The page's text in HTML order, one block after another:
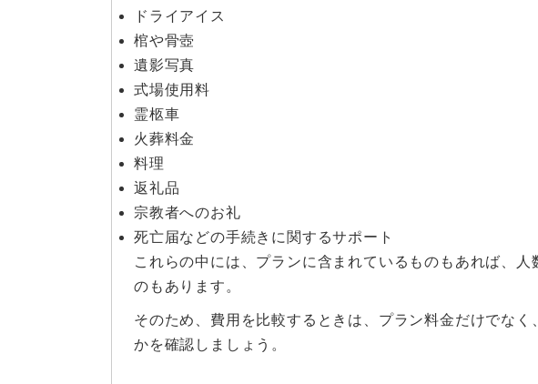
ドライアイス
棺や骨壺
遺影写真
式場使用料
霊柩車
火葬料金
料理
返礼品
宗教者へのお礼
死亡届などの手続きに関するサポート
これらの中には、プランに含まれているものもあれば、
のもあります。
そのため、費用を比較するときは、プラン料金だけでな
かを確認しましょう。